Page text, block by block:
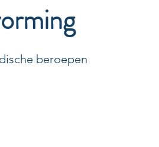
beroepen